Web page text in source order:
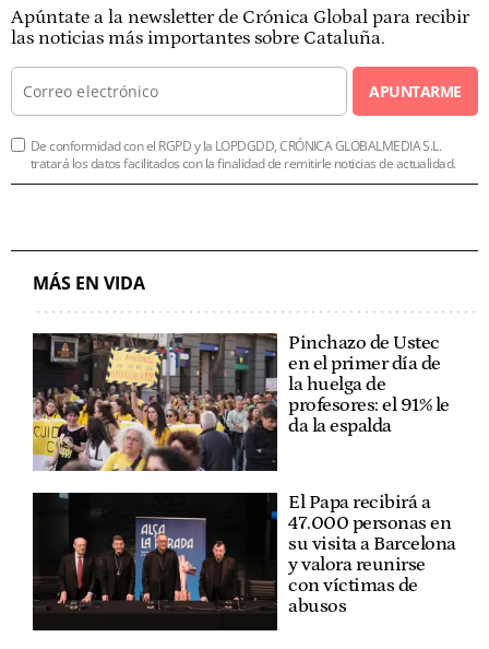
Apúntate a la newsletter de Crónica Global para recibir
las noticias más importantes sobre Cataluña.
APUNTARME
De conformidad con el RGPD y la LOPDGDD, CRÓNICA GLOBALMEDIA S.L.
tratará los datos facilitados con la finalidad de remitirle noticias de actualidad.
MÁS EN VIDA
Pinchazo de Ustec
en el primer día de
la huelga de
profesores: el 91% le
da la espalda
El Papa recibirá a
47.000 personas en
su visita a Barcelona
y valora reunirse
con víctimas de
abusos